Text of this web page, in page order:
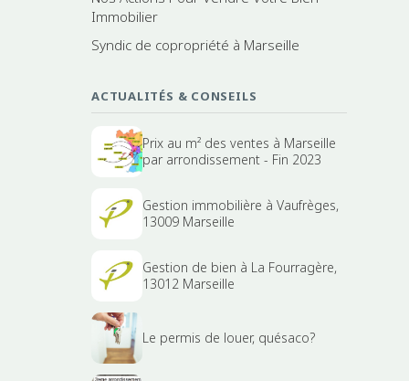
Immobilier
Syndic de copropriété à Marseille
ACTUALITÉS & CONSEILS
Prix au m² des ventes à Marseille
par arrondissement - Fin 2023
Gestion immobilière à Vaufrèges,
13009 Marseille
Gestion de bien à La Fourragère,
13012 Marseille
Le permis de louer, quésaco?